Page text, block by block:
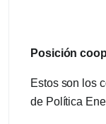
Posición
Estos son los
de Política